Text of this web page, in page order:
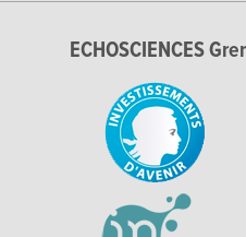
ECHOSCIENCES